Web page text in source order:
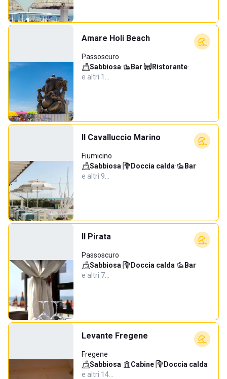
Amare Holi Beach
Passoscuro
Sabbiosa· Bar· Ristorante·
e altri 1…
Il Cavalluccio Marino
Fiumicino
Sabbiosa· Doccia calda· Bar·
e altri 9…
Il Pirata
Passoscuro
Sabbiosa· Doccia calda· Bar·
e altri 7…
Levante Fregene
Fregene
Sabbiosa· Cabine· Doccia calda·
e altri 14…